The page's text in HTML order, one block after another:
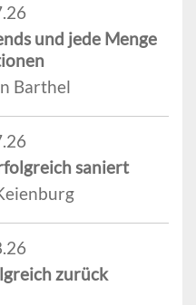
und jede Menge
Barthel
saniert
zurück